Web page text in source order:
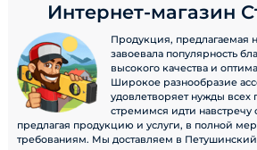
Интернет-магазин
Продукция, предлагаемая
завоевала популярность
высокого качества и
Широкое разнообразие
удовлетворяет нужды всех
стремимся идти навстречу
предлагая продукцию и услуги, в полной
требованиям. Мы доставляем в